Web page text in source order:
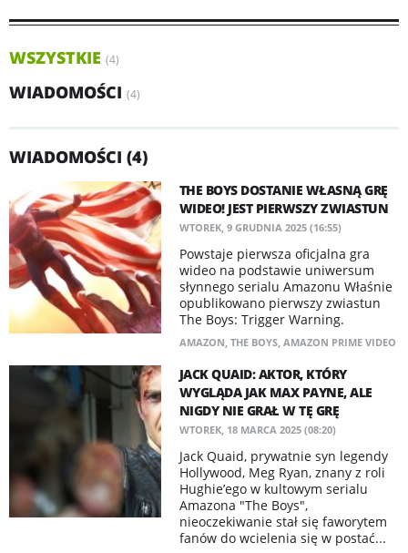
WSZYSTKIE (4)
WIADOMOŚCI (4)
WIADOMOŚCI (4)
THE BOYS DOSTANIE WŁASNĄ GRĘ
WIDEO! JEST PIERWSZY ZWIASTUN
WTOREK, 9 GRUDNIA 2025 (16:55)
Powstaje pierwsza oficjalna gra
wideo na podstawie uniwersum
słynnego serialu Amazonu Właśnie
opublikowano pierwszy zwiastun
The Boys: Trigger Warning.
AMAZON, THE BOYS, AMAZON PRIME VIDEO
JACK QUAID: AKTOR, KTÓRY
WYGLĄDA JAK MAX PAYNE, ALE
NIGDY NIE GRAŁ W TĘ GRĘ
WTOREK, 18 MARCA 2025 (08:20)
Jack Quaid, prywatnie syn legendy
Hollywood, Meg Ryan, znany z roli
Hughie’ego w kultowym serialu
Amazona "The Boys",
nieoczekiwanie stał się faworytem
fanów do wcielenia się w postać...